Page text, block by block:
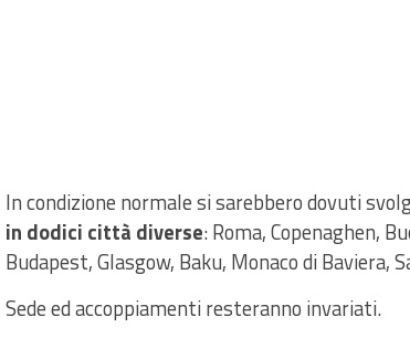
In condizione normale si sarebbero dovuti
in dodici città diverse: Roma, Copenaghen,
Budapest, Glasgow, Baku, Monaco di Baviera,
Sede ed accoppiamenti resteranno invariati.